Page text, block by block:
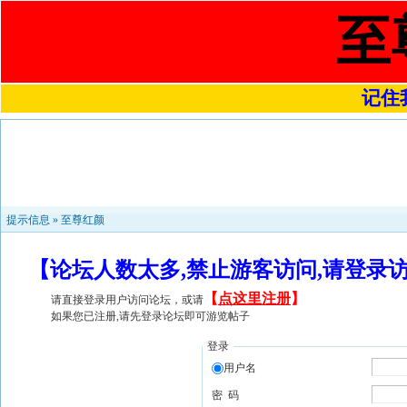
至
记住
提示信息 » 至尊红颜
【论坛人数太多,禁止游客访问,请登
请直接登录用户访问论坛，或请 【 点这里注册】
如果您已注册,请先登录论坛即可游览帖子
登录
用户名
密 码